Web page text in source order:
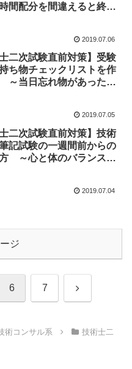
間配分を間違えると終了
2019.07.06
士二次試験直前対策】受験
ち物チェックリストを作
～当日忘れ物があったら
2019.07.05
士二次試験直前対策】技術
記試験の一週間前からの
～心と体のバランスを
2019.07.04
ジ
6 7 次
術コンサル系
技術士二